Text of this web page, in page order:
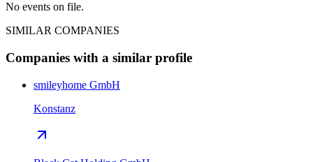
No events on file.
SIMILAR COMPANIES
Companies with a similar profile
smileyhome GmbH
Konstanz